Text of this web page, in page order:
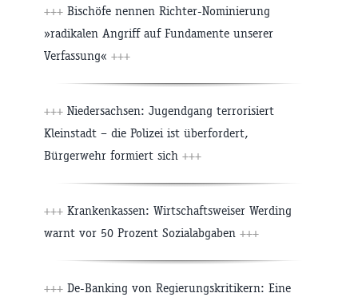
+++ Bischöfe nennen Richter-Nominierung
»radikalen Angriff auf Fundamente unserer
Verfassung« +++
+++ Niedersachsen: Jugendgang terrorisiert
Kleinstadt – die Polizei ist überfordert,
Bürgerwehr formiert sich +++
+++ Krankenkassen: Wirtschaftsweiser Werding
warnt vor 50 Prozent Sozialabgaben +++
+++ De-Banking von Regierungskritikern: Eine